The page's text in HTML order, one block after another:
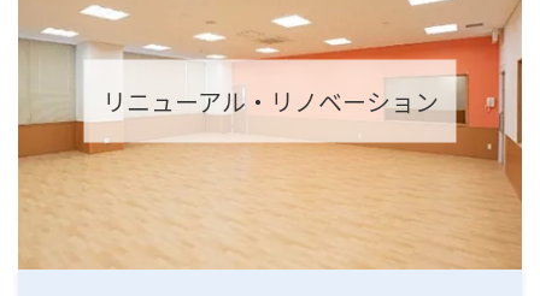
リニューアル・リノベーション